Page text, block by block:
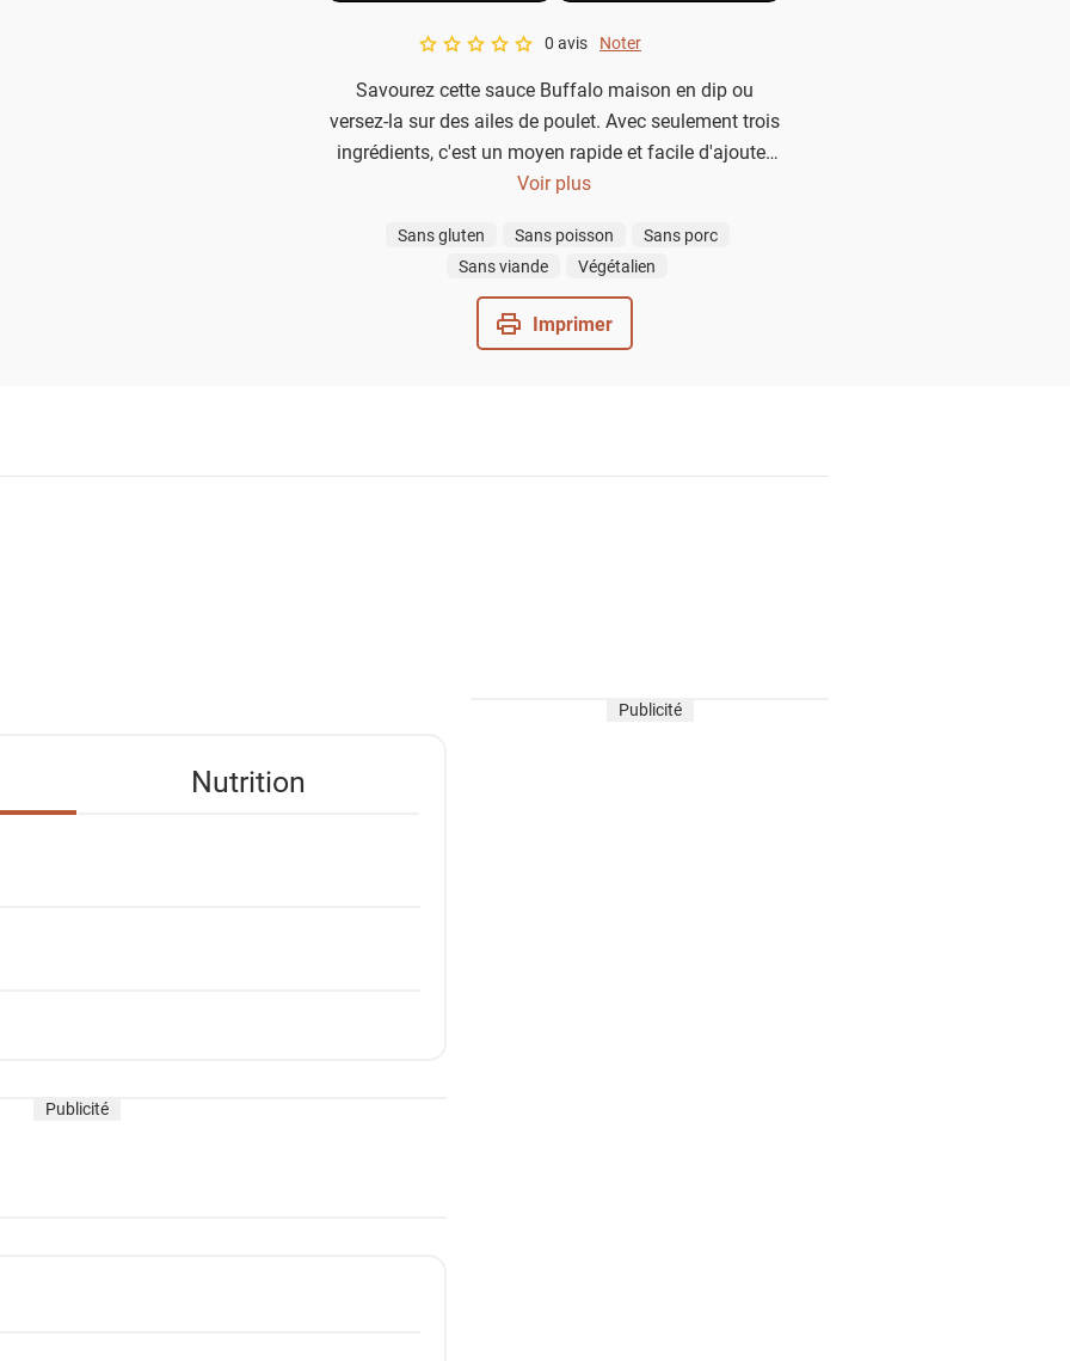
A star rating of 0 out of 5.
0 avis Noter
Savourez cette sauce Buffalo maison en dip ou
versez-la sur des ailes de poulet. Avec seulement trois
ingrédients, c'est un moyen rapide et facile d'ajouter
du piquant et de la profondeur à vos plats.
Voir plus
Sans gluten Sans poisson
Sans porc
Sans viande
Végétalien
Imprimer
Nutrition
Publicité
Publicité